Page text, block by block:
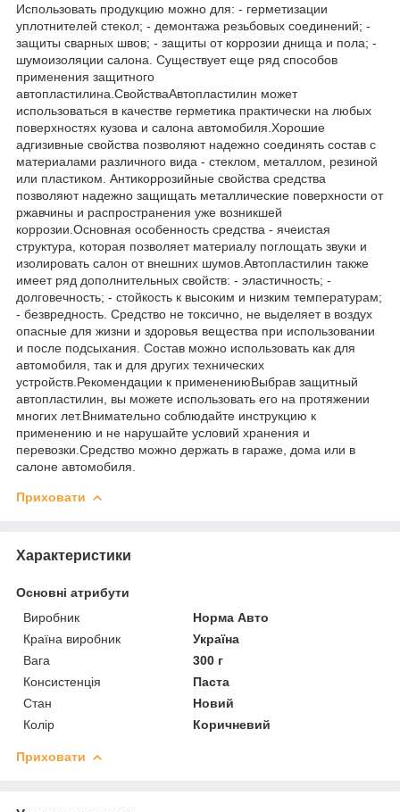
Использовать продукцию можно для: - герметизации
уплотнителей стекол; - демонтажа резьбовых соединений; -
защиты сварных швов; - защиты от коррозии днища и пола; -
шумоизоляции салона. Существует еще ряд способов
применения защитного
автопластилина.СвойстваАвтопластилин может
использоваться в качестве герметика практически на любых
поверхностях кузова и салона автомобиля.Хорошие
адгизивные свойства позволяют надежно соединять состав с
материалами различного вида - стеклом, металлом, резиной
или пластиком. Антикоррозийные свойства средства
позволяют надежно защищать металлические поверхности от
ржавчины и распространения уже возникшей
коррозии.Основная особенность средства - ячеистая
структура, которая позволяет материалу поглощать звуки и
изолировать салон от внешних шумов.Автопластилин также
имеет ряд дополнительных свойств: - эластичность; -
долговечность; - стойкость к высоким и низким температурам;
- безвредность. Средство не токсично, не выделяет в воздух
опасные для жизни и здоровья вещества при использовании
и после подсыхания. Состав можно использовать как для
автомобиля, так и для других технических
устройств.Рекомендации к применениюВыбрав защитный
автопластилин, вы можете использовать его на протяжении
многих лет.Внимательно соблюдайте инструкцию к
применению и не нарушайте условий хранения и
перевозки.Средство можно держать в гараже, дома или в
салоне автомобиля.
Приховати
Характеристики
Основні атрибути
Виробник
Норма Авто
Країна виробник
Україна
Вага
300 г
Консистенція
Паста
Стан
Новий
Колір
Коричневий
Приховати